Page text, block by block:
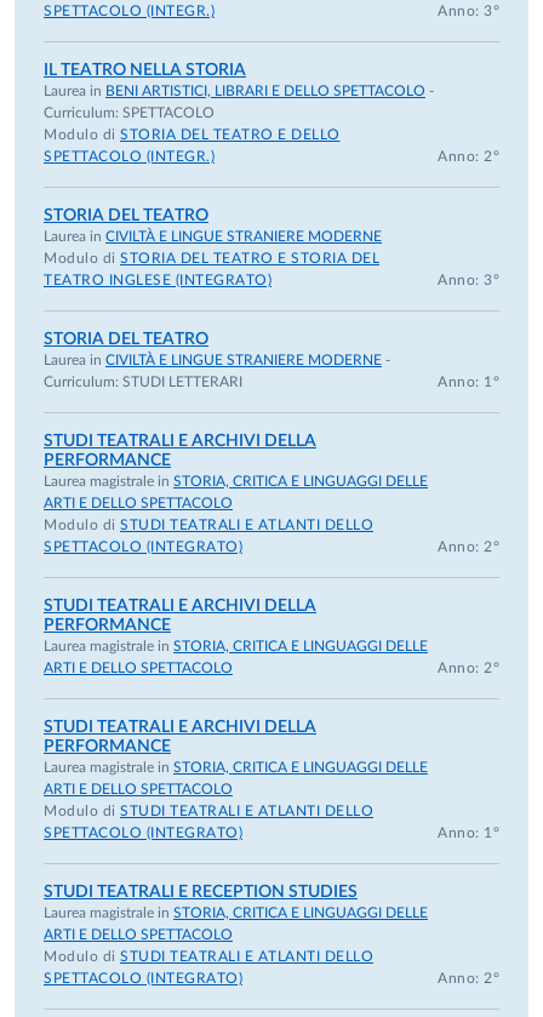
SPETTACOLO (INTEGR.)
Anno: 3°
IL TEATRO NELLA STORIA
Laurea in BENI ARTISTICI, LIBRARI E DELLO SPETTACOLO -
Curriculum: SPETTACOLO
Modulo di STORIA DEL TEATRO E DELLO
SPETTACOLO (INTEGR.)
Anno: 2°
STORIA DEL TEATRO
Laurea in CIVILTÀ E LINGUE STRANIERE MODERNE
Modulo di STORIA DEL TEATRO E STORIA DEL
TEATRO INGLESE (INTEGRATO)
Anno: 3°
STORIA DEL TEATRO
Laurea in CIVILTÀ E LINGUE STRANIERE MODERNE -
Curriculum: STUDI LETTERARI Anno: 1°
STUDI TEATRALI E ARCHIVI DELLA
PERFORMANCE
Laurea magistrale in STORIA, CRITICA E LINGUAGGI DELLE
ARTI E DELLO SPETTACOLO
Modulo di STUDI TEATRALI E ATLANTI DELLO
SPETTACOLO (INTEGRATO)
Anno: 2°
STUDI TEATRALI E ARCHIVI DELLA
PERFORMANCE
Laurea magistrale in STORIA, CRITICA E LINGUAGGI DELLE
ARTI E DELLO SPETTACOLO
Anno: 2°
STUDI TEATRALI E ARCHIVI DELLA
PERFORMANCE
Laurea magistrale in STORIA, CRITICA E LINGUAGGI DELLE
ARTI E DELLO SPETTACOLO
Modulo di STUDI TEATRALI E ATLANTI DELLO
SPETTACOLO (INTEGRATO)
Anno: 1°
STUDI TEATRALI E RECEPTION STUDIES
Laurea magistrale in STORIA, CRITICA E LINGUAGGI DELLE
ARTI E DELLO SPETTACOLO
Modulo di STUDI TEATRALI E ATLANTI DELLO
SPETTACOLO (INTEGRATO)
Anno: 2°